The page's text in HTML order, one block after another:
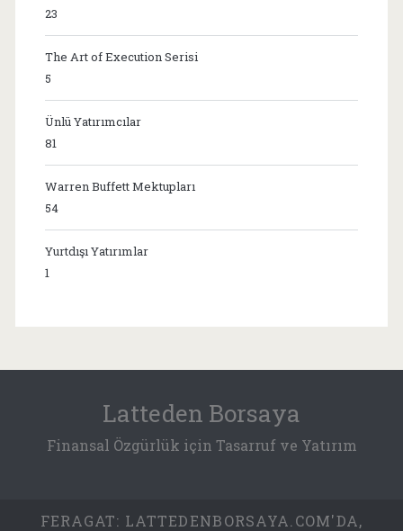
23
The Art of Execution Serisi
5
Ünlü Yatırımcılar
81
Warren Buffett Mektupları
54
Yurtdışı Yatırımlar
1
Latteden Borsaya
Finansal Özgürlük için Tasarruf ve Yatırım
FERAGAT: LATTEDENBORSAYA.COM'DA,